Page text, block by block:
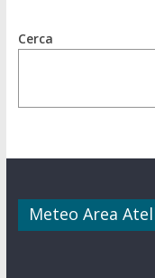
Cerca
Meteo Area